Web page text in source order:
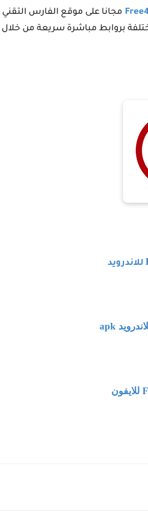
مجانا على موقع الفارس
بروابط مباشرة سريعة من خلال
للاندرويد
apk
للايفون